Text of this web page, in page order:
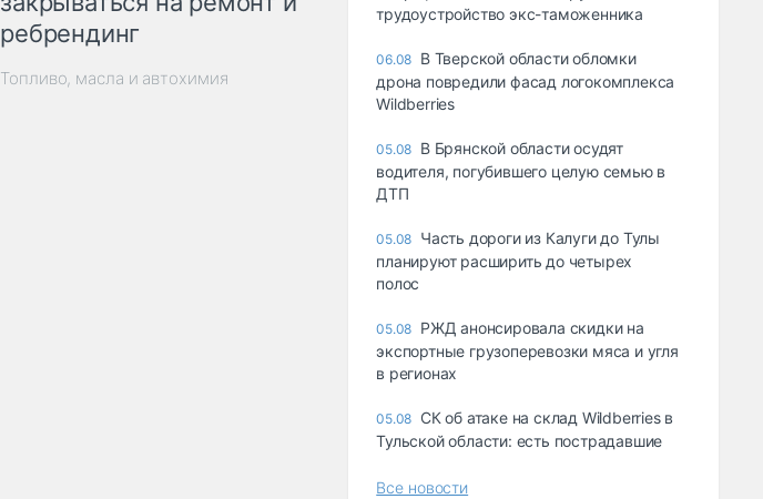
ребрендинг
Топливо, масла и автохимия
трудоустройство экс-таможенника
06.08 В Тверской области обломки
дрона повредили фасад логокомплекса
Wildberries
05.08 В Брянской области осудят
водителя, погубившего целую семью в
ДТП
05.08 Часть дороги из Калуги до Тулы
планируют расширить до четырех
полос
05.08 РЖД анонсировала скидки на
экспортные грузоперевозки мяса и угля
в регионах
05.08 СК об атаке на склад Wildberries в
Тульской области: есть пострадавшие
Все новости